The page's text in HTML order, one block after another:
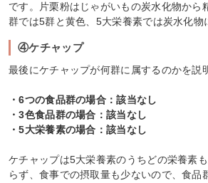
です。片栗粉はじゃがいもの炭水化物から
群では5群と黄色、5大栄養素では炭水化物
④ケチャップ
最後にケチャップが何群に属するのかを説
・6つの食品群の場合：該当なし
・3色食品群の場合：該当なし
・5大栄養素の場合：該当なし
ケチャップは5大栄養素のうちどの栄養素
らず、食事での摂取量も少ないので、食品